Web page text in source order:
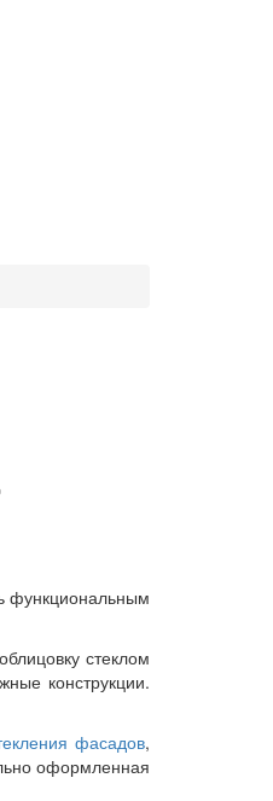
функциональным
стеклом
конструкции.
фасадов,
оформленная